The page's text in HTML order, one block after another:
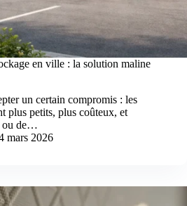
en ville : la solution maline
un certain compromis : les
plus petits, plus coûteux, et
ou de…
mars 2026